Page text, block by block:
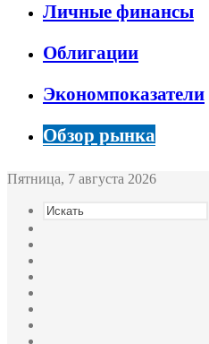
Личные финансы
Облигации
Экономпоказатели
Обзор рынка
Пятница, 7 августа 2026